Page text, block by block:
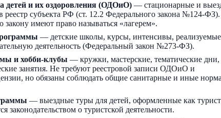
детей и их оздоровления (ОДОиО) — стационарные и
реестр субъекта РФ (ст. 12.2 Федерального закона №124-
закону имеют право называться «лагерем».
— детские школы, курсы, интенсивы,
деятельность (Федеральный закон №273-ФЗ).
и хобби-клубы — кружки, мастерские, тематические дни,
занятия. Не требуют реестровой записи ОДОиО и
но обязаны соблюдать общие санитарные и иные
— выездные туры для детей, оформленные как
законодательством о туристской деятельности.